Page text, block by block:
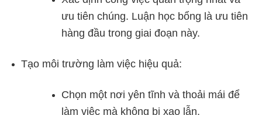
ưu tiên chúng. Luận học bổng là ưu tiên
hàng đầu trong giai đoạn này.
Tạo môi trường làm việc hiệu quả:
Chọn một nơi yên tĩnh và thoải mái để
làm việc mà không bị xao lẫn.